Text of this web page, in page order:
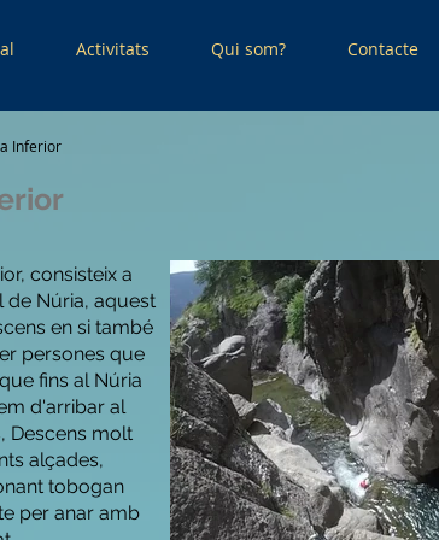
Activitats Qui som? Contacte
Inferior
consisteix a
de Núria, aquest
en si també
persones que
fins al Núria
d'arribar al
Descens molt
alçades,
tobogan
per anar amb